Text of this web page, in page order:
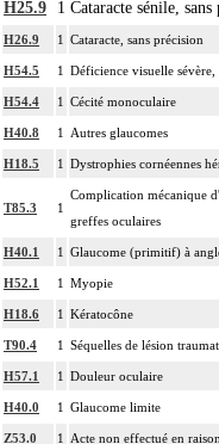
H25.9
1 Cataracte sénile, sans
H26.9 1 Cataracte, sans précision
H54.5 1 Déficience visuelle
H54.4 1 Cécité monoculaire
H40.8 1 Autres glaucomes
H18.5 1 Dystrophies cornéennes
T85.3 1
Complication mécanique
greffes oculaires
H40.1 1 Glaucome (primitif) à
H52.1 1 Myopie
H18.6 1 Kératocône
T90.4 1 Séquelles de lésion
H57.1 1 Douleur oculaire
H40.0 1 Glaucome limite
Z53.0 1 Acte non effectué en